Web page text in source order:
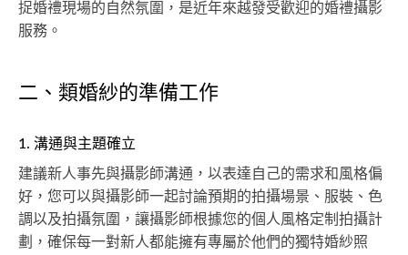
捉婚禮現場的自然氛圍，是近年來越發受歡迎的婚禮攝影
服務。
二、類婚紗的準備工作
1. 溝通與主題確立
建議新人事先與攝影師溝通，以表達自己的需求和風格偏
好，您可以與攝影師一起討論預期的拍攝場景、服裝、色
調以及拍攝氛圍，讓攝影師根據您的個人風格定制拍攝計
劃，確保每一對新人都能擁有專屬於他們的獨特婚紗照